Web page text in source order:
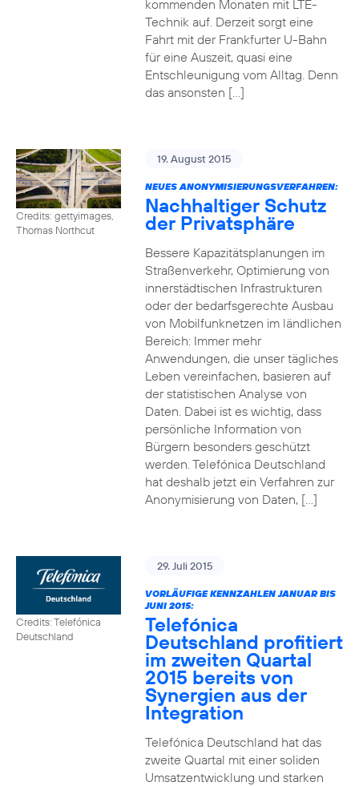
kommenden Monaten mit LTE-
Technik auf. Derzeit sorgt eine
Fahrt mit der Frankfurter U-Bahn
für eine Auszeit, quasi eine
Entschleunigung vom Alltag. Denn
das ansonsten […]
Credits: gettyimages,
Thomas Northcut
19. August 2015
NEUES ANONYMISIERUNGSVERFAHREN:
Nachhaltiger Schutz
der Privatsphäre
Bessere Kapazitätsplanungen im
Straßenverkehr, Optimierung von
innerstädtischen Infrastrukturen
oder der bedarfsgerechte Ausbau
von Mobilfunknetzen im ländlichen
Bereich: Immer mehr
Anwendungen, die unser tägliches
Leben vereinfachen, basieren auf
der statistischen Analyse von
Daten. Dabei ist es wichtig, dass
persönliche Information von
Bürgern besonders geschützt
werden. Telefónica Deutschland
hat deshalb jetzt ein Verfahren zur
Anonymisierung von Daten, […]
Credits: Telefónica
Deutschland
29. Juli 2015
VORLÄUFIGE KENNZAHLEN JANUAR BIS
JUNI 2015:
Telefónica
Deutschland profitiert
im zweiten Quartal
2015 bereits von
Synergien aus der
Integration
Telefónica Deutschland hat das
zweite Quartal mit einer soliden
Umsatzentwicklung und starken